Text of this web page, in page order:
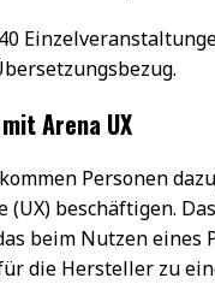
Arena UX
Personen
(UX) beschäftigen.
beim Nutzen eines
die Hersteller zu